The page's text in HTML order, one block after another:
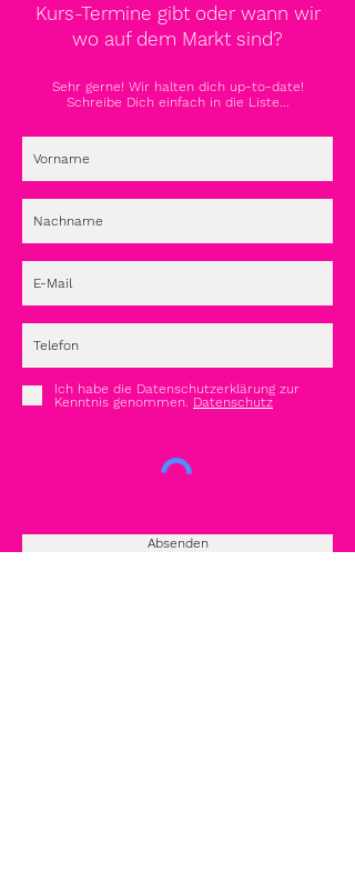
Kurs-Termine gibt oder wann wir
wo auf dem Markt sind?
Sehr gerne! Wir halten dich up-to-date!
Schreibe Dich einfach in die Liste...
Ich habe die Datenschutzerklärung zur
Kenntnis genommen. Datenschutz
Absenden